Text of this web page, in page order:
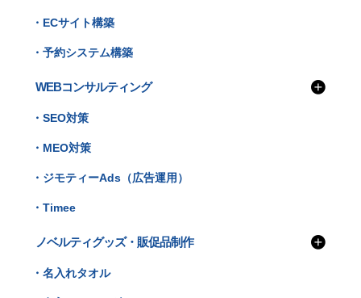
・ECサイト構築
・予約システム構築
WEBコンサルティング
・SEO対策
・MEO対策
・ジモティーAds（広告運用）
・Timee
ノベルティグッズ・販促品制作
・名入れタオル